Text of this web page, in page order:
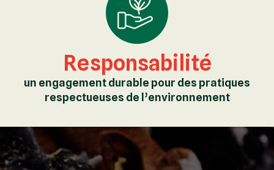
Responsabilité
un engagement durable pour des pratiques
respectueuses de l’environnement